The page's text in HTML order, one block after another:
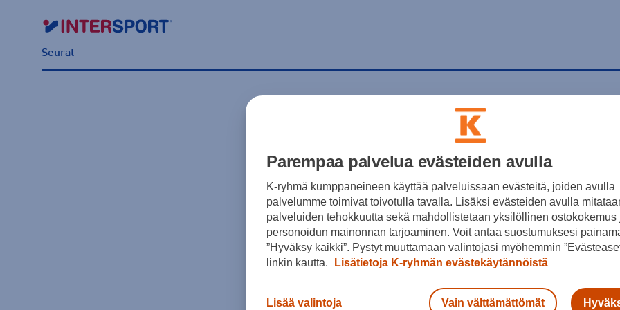
Seurat
Parempaa palvelua evästeiden avulla
K-ryhmä kumppaneineen käyttää palveluissaan evästeitä, joiden avulla
palvelumme toimivat toivotulla tavalla. Lisäksi evästeiden avulla
palveluiden tehokkuutta sekä mahdollistetaan yksilöllinen ostokokemus
personoidun mainonnan tarjoaminen. Voit antaa suostumuksesi
”Hyväksy kaikki”. Pystyt muuttamaan valintojasi myöhemmin
linkin kautta.
Lisätietoja K-ryhmän evästekäytännöistä
Lisää valintoja Vain välttämättömät